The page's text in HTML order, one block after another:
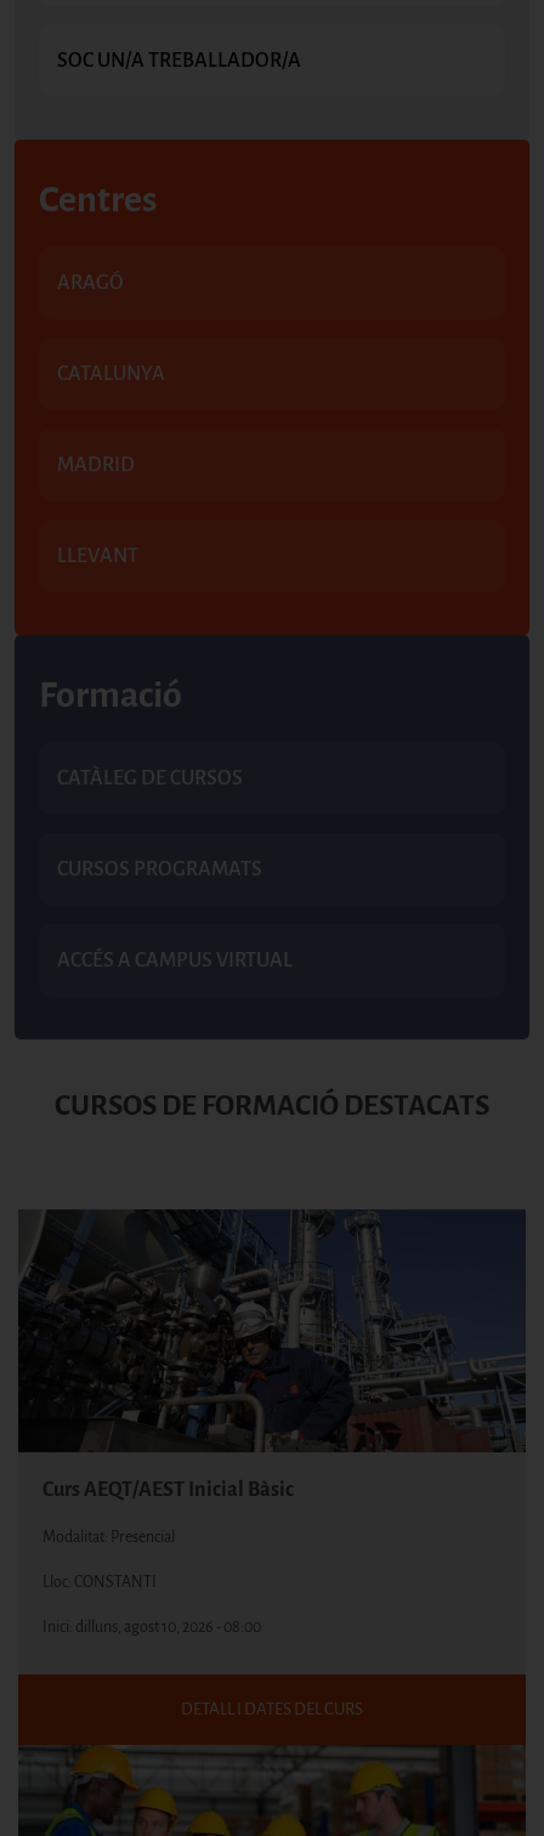
SOC UN/A TREBALLADOR/A
Centres
ARAGÓ
CATALUNYA
MADRID
LLEVANT
Formació
CATÀLEG DE CURSOS
CURSOS PROGRAMATS
ACCÉS A CAMPUS VIRTUAL
CURSOS DE FORMACIÓ DESTACATS
Curs AEQT/AEST Inicial Bàsic
Modalitat: Presencial
Lloc: CONSTANTI
Inici: dilluns, agost 10, 2026 - 08:00
DETALL I DATES DEL CURS